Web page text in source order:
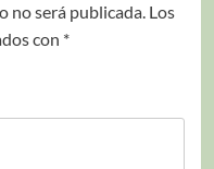
no será publicada. Los
con *